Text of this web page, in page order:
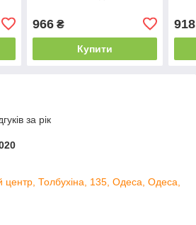
966₴
Купити
918
за рік
центр, Толбухіна, 135, Одеса, Одеса,